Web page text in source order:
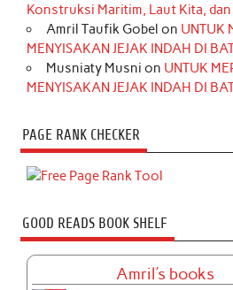
Konstruksi Maritim, Laut Kita, dan
Amril Taufik Gobel on UNTUK
MENYISAKAN JEJAK INDAH DI
Musniaty Musni on UNTUK
MENYISAKAN JEJAK INDAH DI
PAGE RANK CHECKER
GOOD READS BOOK SHELF
Amril's books